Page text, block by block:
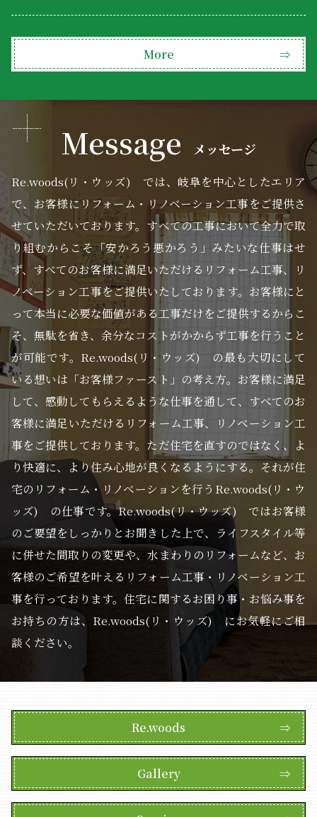
More ⇒
Message メッセージ
Re.woods(リ・ウッズ) では、岐阜を中心としたエリア
で、お客様にリフォーム・リノベーション工事をご提供さ
せていただいております。すべての工事において全力で取
り組むからこそ「安かろう悪かろう」みたいな仕事はせ
ず、すべてのお客様に満足いただけるリフォーム工事、リ
ノベーション工事をご提供いたしております。お客様にと
って本当に必要な価値がある工事だけをご提供するからこ
そ、無駄を省き、余分なコストがかからず工事を行うこと
が可能です。Re.woods(リ・ウッズ) の最も大切にして
いる想いは「お客様ファースト」の考え方。お客様に満足
して、感動してもらえるような仕事を通して、すべてのお
客様に満足いただけるリフォーム工事、リノベーション工
事をご提供しております。ただ住宅を直すのではなく、よ
り快適に、より住み心地が良くなるようにする。それが住
宅のリフォーム・リノベーションを行うRe.woods(リ・ウ
ッズ) の仕事です。Re.woods(リ・ウッズ) ではお客様
のご要望をしっかりとお聞きした上で、ライフスタイル等
に併せた間取りの変更や、水まわりのリフォームなど、お
客様のご希望を叶えるリフォーム工事・リノベーション工
事を行っております。住宅に関するお困り事・お悩み事を
お持ちの方は、Re.woods(リ・ウッズ) にお気軽にご相
談ください。
Re.woods ⇒
Gallery ⇒